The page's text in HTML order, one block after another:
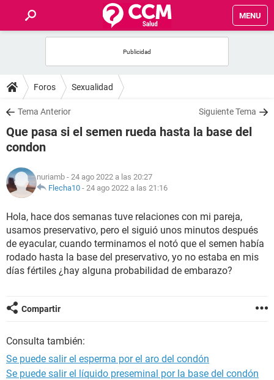
MENU
FOROS
SALUD
FAMILIA
NUTRICIÓN
SEXUALIDAD
GLOSARIO
Foros Sexualidad
Tema Anterior Siguiente Tema
Que pasa si el semen rueda hasta la base del
condon
nuriamb - 24 ago 2022 a las 20:27
Flecha10 - 24 ago 2022 a las 21:16
Hola, hace dos semanas tuve relaciones con mi pareja,
usamos preservativo, pero el siguió unos minutos después
de eyacular, cuando terminamos el notó que el semen había
rodado hasta la base del preservativo, yo no estaba en mis
días fértiles ¿hay alguna probabilidad de embarazo?
Compartir
Consulta también:
Se puede salir el esperma por el aro del condón
Se puede salir el líquido preseminal por la base del condón